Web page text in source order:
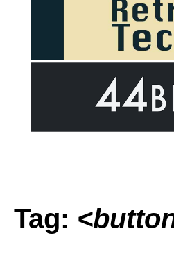
Tag: